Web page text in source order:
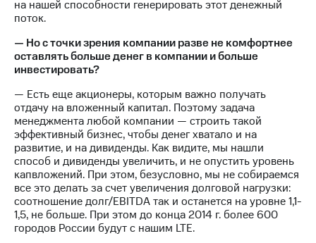
на нашей способности генерировать этот денежный
поток.
— Но с точки зрения компании разве не комфортнее
оставлять больше денег в компании и больше
инвестировать?
— Есть еще акционеры, которым важно получать
отдачу на вложенный капитал. Поэтому задача
менеджмента любой компании — строить такой
эффективный бизнес, чтобы денег хватало и на
развитие, и на дивиденды. Как видите, мы нашли
способ и дивиденды увеличить, и не опустить уровень
капвложений. При этом, безусловно, мы не собираемся
все это делать за счет увеличения долговой нагрузки:
соотношение долг/EBITDA так и останется на уровне 1,1-
1,5, не больше. При этом до конца 2014 г. более 600
городов России будут с нашим LTE.